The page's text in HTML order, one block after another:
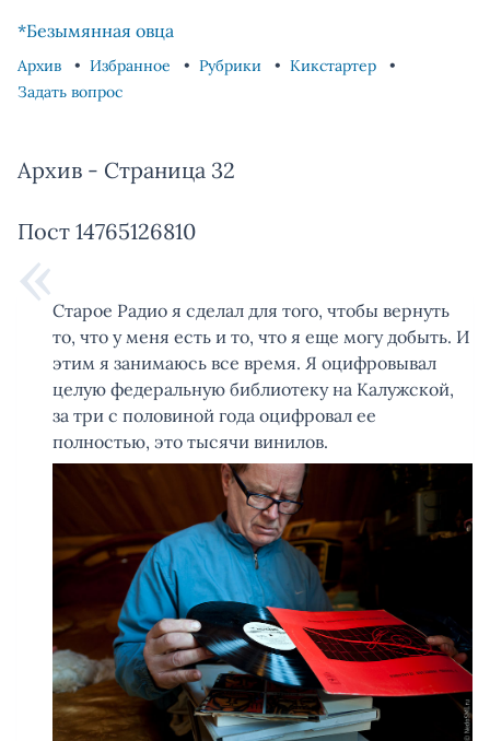
*Безымянная овца
Архив Избранное Рубрики
Кикстартер
Задать вопрос
Архив - Страница 32
Пост 14765126810
Старое Радио я сделал для того, чтобы вернуть
то, что у меня есть и то, что я еще могу добыть. И
этим я занимаюсь все время. Я оцифровывал
целую федеральную библиотеку на Калужской,
за три с половиной года оцифровал ее
полностью, это тысячи винилов.